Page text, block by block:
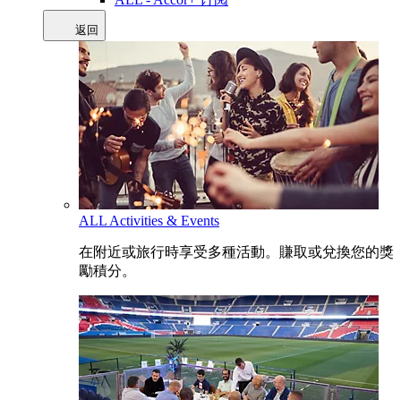
返回
ALL Activities & Events
在附近或旅行時享受多種活動。賺取或兌換您的獎
勵積分。